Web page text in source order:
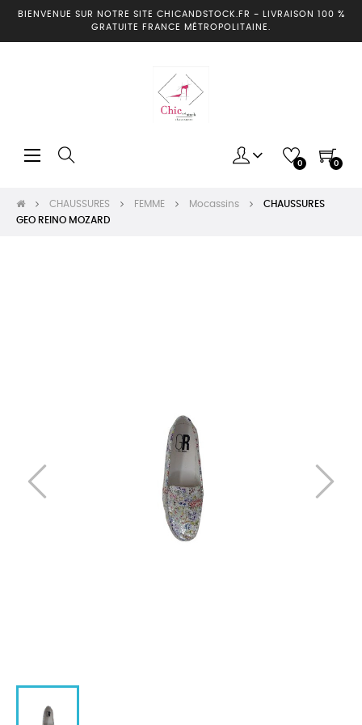
BIENVENUE SUR NOTRE SITE CHICANDSTOCK.FR -
LIVRAISON 100 %
GRATUITE FRANCE MÉTROPOLITAINE.
Basculer
☰ 0 0
CHAUSSURES FEMME Mocassins
CHAUSSURES
GEO REINO MOZARD